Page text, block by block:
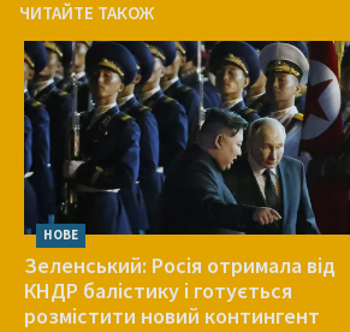
ЧИТАЙТЕ ТАКОЖ
НОВЕ
Зеленський: Росія отримала від
КНДР балістику і готується
розмістити новий контингент